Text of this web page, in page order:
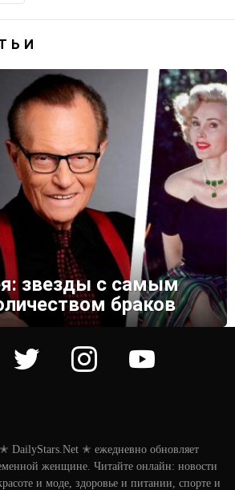
звезды с самым
браков
twitter instagram youtube
DailyStars.Net ✭ ежедневно обновляет
женщине. Читайте онлайн: новости
и моде, здоровье и питании, спорте и